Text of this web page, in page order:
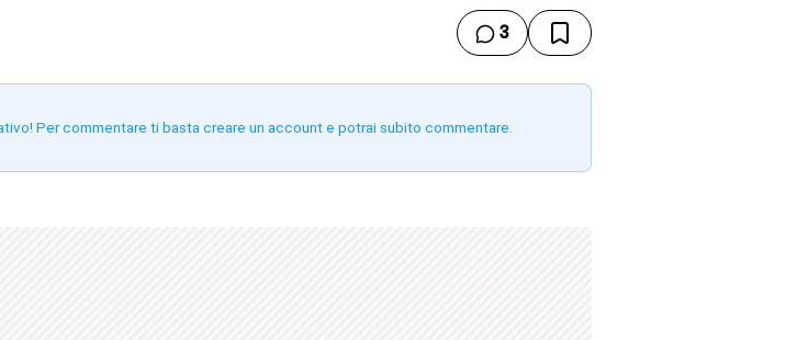
3
Per commentare ti basta creare un account e potrai subito commentare.